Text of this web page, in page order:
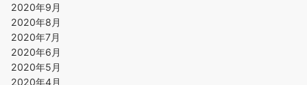
2020年9月
2020年8月
2020年7月
2020年6月
2020年5月
2020年4月